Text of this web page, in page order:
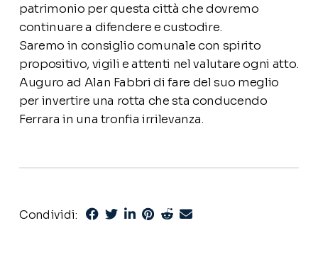
patrimonio per questa città che dovremo
continuare a difendere e custodire.
Saremo in consiglio comunale con spirito
propositivo, vigili e attenti nel valutare ogni atto.
Auguro ad Alan Fabbri di fare del suo meglio
per invertire una rotta che sta conducendo
Ferrara in una tronfia irrilevanza.
Condividi: